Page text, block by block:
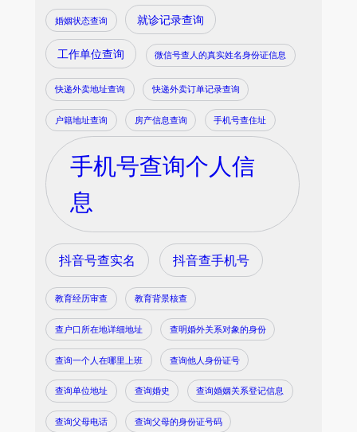
婚姻状态查询 就诊记录查询
工作单位查询 微信号查人的真实姓名身份证信息
快递外卖地址查询 快递外卖订单记录查询
户籍地址查询 房产信息查询 手机号查住址
手机号查询个人信
息
抖音号查实名 抖音查手机号
教育经历审查 教育背景核查
查户口所在地详细地址 查明婚外关系对象的身份
查询一个人在哪里上班 查询他人身份证号
查询单位地址 查询婚史 查询婚姻关系登记信息
查询父母电话 查询父母的身份证号码